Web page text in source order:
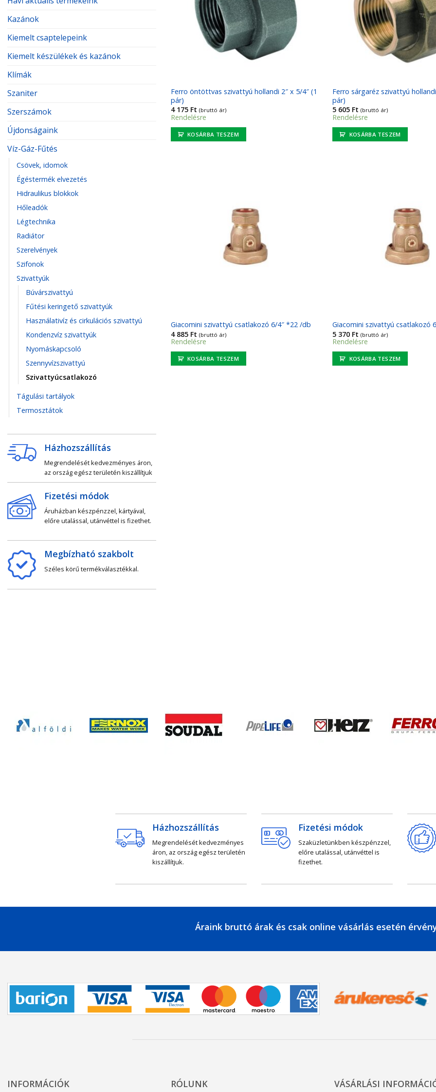
Kazánok
Kiemelt csaptelepeink
Kiemelt készülékek és kazánok
Klímák
Szaniter
Szerszámok
Újdonságaink
Víz-Gáz-Fűtés
Csövek, idomok
Égéstermék elvezetés
Hidraulikus blokkok
Hőleadók
Légtechnika
Radiátor
Szerelvények
Szifonok
Szivattyúk
Búvárszivattyú
Fűtési keringető szivattyúk
Használativíz és cirkulációs szivattyú
Kondenzvíz szivattyúk
Nyomáskapcsoló
Szennyvízszivattyú
Szivattyúcsatlakozó
Tágulási tartályok
Termosztátok
Házhozszállítás
Megrendelését kedvezményes áron,
az ország egész területén kiszállítjuk
Fizetési módok
Áruházban készpénzzel, kártyával,
előre utalással, utánvéttel is fizethet.
Megbízható szakbolt
Széles körű termékválasztékkal.
Ferro öntöttvas szivattyú hollandi 2″ x 5/4″ (1
pár)
4 175 Ft (bruttó ár)
Rendelésre
KOSÁRBA TESZEM
Ferro sárgaréz szivattyú
pár)
5 605 Ft (bruttó ár)
Rendelésre
KOSÁRBA TESZEM
Giacomini szivattyú csatlakozó 6/4″ *22 /db
4 885 Ft (bruttó ár)
Rendelésre
KOSÁRBA TESZEM
Giacomini szivattyú csatlakozó
5 370 Ft (bruttó ár)
Rendelésre
KOSÁRBA TESZEM
Házhozszállítás
Megrendelését kedvezményes
áron, az ország egész területén
kiszállítjuk.
Fizetési módok
Szaküzletünkben készpénzzel,
előre utalással, utánvéttel is
fizethet.
Áraink bruttó árak és csak online vásárlás esetén
INFORMÁCIÓK RÓLUNK VÁSÁRLÁSI